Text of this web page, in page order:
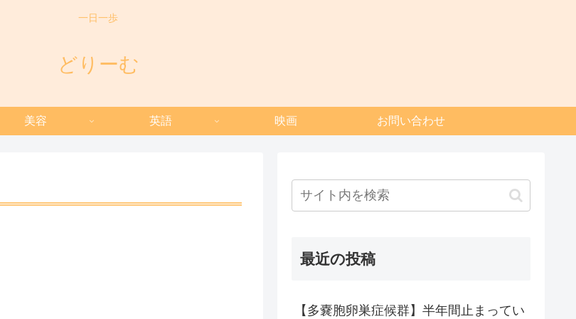
一日一歩
どりーむ
美容 英語 映画 お問い合わせ
最近の投稿
【多嚢胞卵巣症候群】半年間止まってい